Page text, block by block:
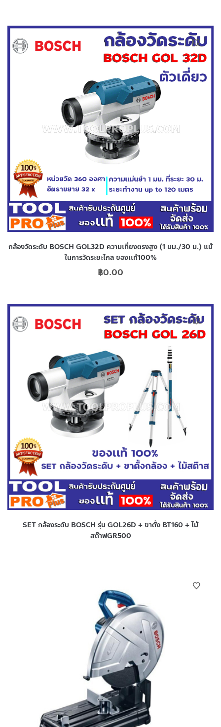
กล้องวัดระดับ BOSCH GOL32D ความเที่ยงตรงสูง (1 มม./30 ม.) แม้
ในการวัดระยะไกล ของเเท้100%
฿0.00
SET กล้องระดับ BOSCH รุ่น GOL26D + ขาตั้ง BT160 + ไม้
สต๊าฟGR500